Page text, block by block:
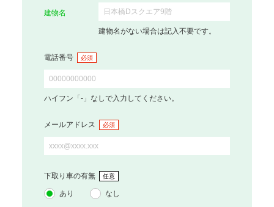
建物名
建物名がない場合は記入不要です。
電話番号 必須
ハイフン「-」なしで入力してください。
メールアドレス 必須
下取り車の有無 任意
あり なし